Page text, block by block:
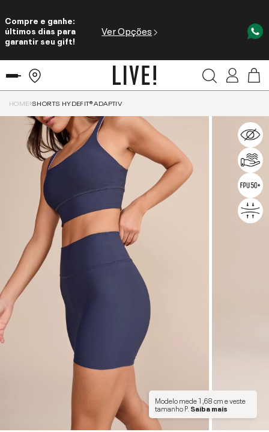
Compre e ganhe:
últimos dias para
garantir seu gift!
Ver Opções
HOME SHORTS HYDEFIT® ADAPTIV
Modelo mede1,68 cme veste
tamanhoP. Saiba mais